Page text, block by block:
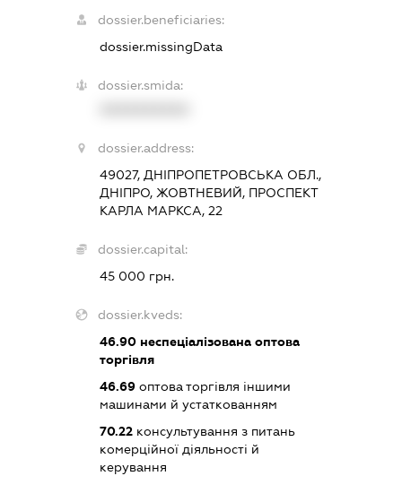
dossier.beneficiaries:
dossier.missingData
dossier.smida:
dossier.address:
49027, ДНІПРОПЕТРОВСЬКА ОБЛ.,
ДНІПРО, ЖОВТНЕВИЙ, ПРОСПЕКТ
КАРЛА МАРКСА, 22
dossier.capital:
45 000 грн.
dossier.kveds:
46.90неспеціалізована оптова
торгівля
46.69оптова торгівля іншими
машинами й устаткованням
70.22консультування з питань
комерційної діяльності й
керування